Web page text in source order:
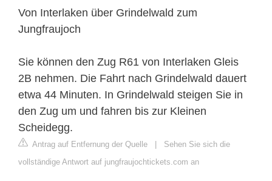
Von Interlaken über Grindelwald zum
Jungfraujoch
Sie können den Zug R61 von Interlaken Gleis
2B nehmen. Die Fahrt nach Grindelwald dauert
etwa 44 Minuten. In Grindelwald steigen Sie in
den Zug um und fahren bis zur Kleinen
Scheidegg.
Antrag auf Entfernung der Quelle | Sehen Sie sich die
vollständige Antwort auf jungfraujochtickets.com an